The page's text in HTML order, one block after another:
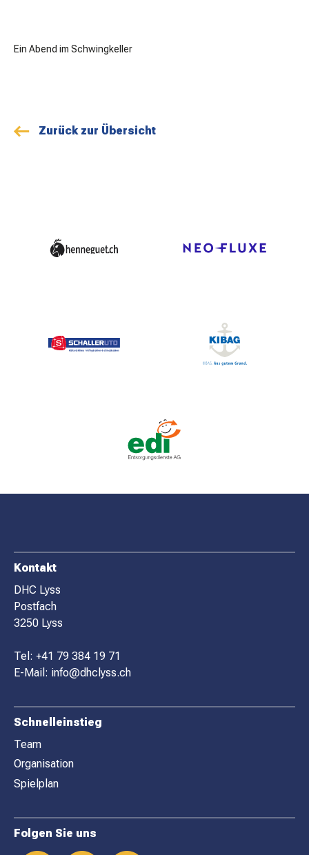
Ein Abend im Schwingkeller
Zurück zur Übersicht
F
O
O
T
E
R
Kontakt
DHC Lyss
Postfach
3250 Lyss
Tel: +41 79 384 19 71
E-Mail: info@dhclyss.ch
Schnelleinstieg
Team
Organisation
Spielplan
Folgen Sie uns